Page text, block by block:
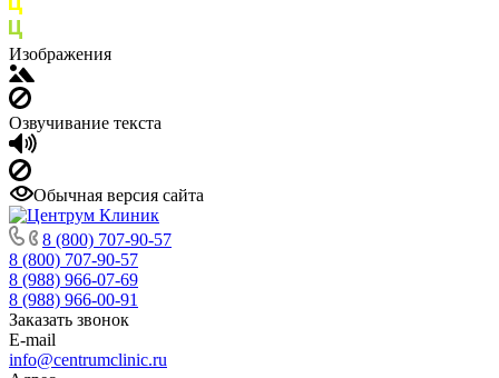
Изображения
Озвучивание текста
Обычная версия сайта
8 (800) 707-90-57
8 (800) 707-90-57
8 (988) 966-07-69
8 (988) 966-00-91
Заказать звонок
E-mail
info@centrumclinic.ru